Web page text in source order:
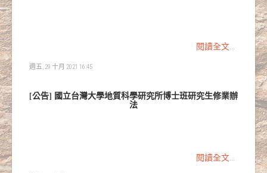
閱讀全文...
週五, 29 十月 2021 16:45
[公告] 國立台灣大學地質科學研究所博士班研究生修業辦
法
閱讀全文...